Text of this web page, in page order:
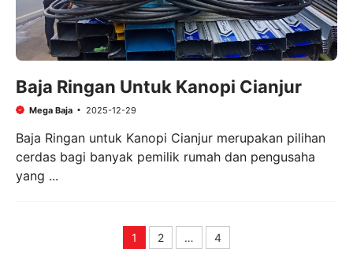
Baja Ringan Untuk Kanopi Cianjur
Mega Baja 2025-12-29
Baja Ringan untuk Kanopi Cianjur merupakan pilihan
cerdas bagi banyak pemilik rumah dan pengusaha
yang ...
Page
1 Page
2 … 4